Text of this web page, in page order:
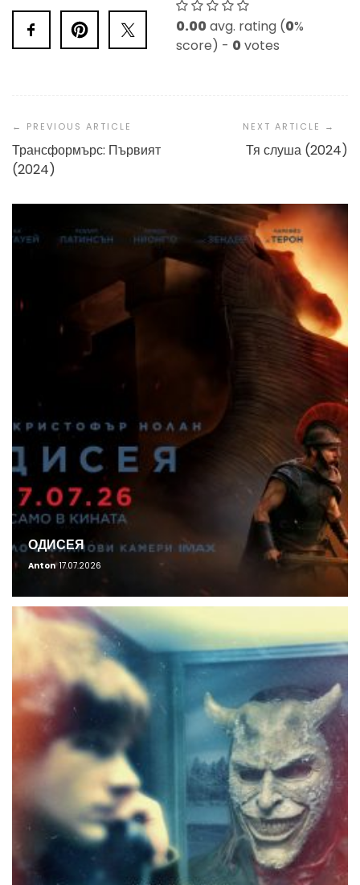
0.00avg. rating (0%
score) - 0votes
Navigation
Трансформърс: Първият
(2024)
Тя слуша (2024)
ОДИСЕЯ
Anton 17.07.2026